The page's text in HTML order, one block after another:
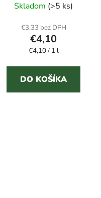
Skladom (>5 ks)
€3,33 bez DPH
€4,10
Jednotková
€4,10 / 1 l
DO KOŠÍKA